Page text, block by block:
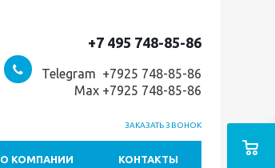
+7 495 748-85-86
Telegram +7925 748-85-86
Max +7925 748-85-86
ЗАКАЗАТЬ ЗВОНОК
О КОМПАНИИ КОНТАКТЫ